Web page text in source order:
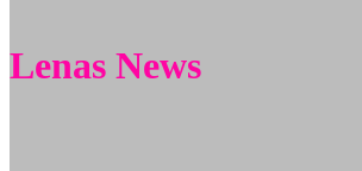
Lenas News